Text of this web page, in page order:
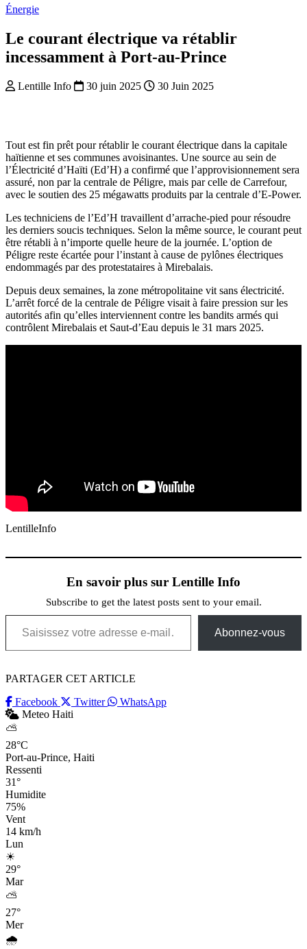
Énergie
Le courant électrique va rétablir
incessamment à Port-au-Prince
Lentille Info 30 juin 2025 30 Juin 2025
Tout est fin prêt pour rétablir le courant électrique dans la capitale
haïtienne et ses communes avoisinantes. Une source au sein de
l’Électricité d’Haïti (Ed’H) a confirmé que l’approvisionnement sera
assuré, non par la centrale de Péligre, mais par celle de Carrefour,
avec le soutien des 25 mégawatts produits par la centrale d’E-Power.
Les techniciens de l’Ed’H travaillent d’arrache-pied pour résoudre
les derniers soucis techniques. Selon la même source, le courant peut
être rétabli à n’importe quelle heure de la journée. L’option de
Péligre reste écartée pour l’instant à cause de pylônes électriques
endommagés par des protestataires à Mirebalais.
Depuis deux semaines, la zone métropolitaine vit sans électricité.
L’arrêt forcé de la centrale de Péligre visait à faire pression sur les
autorités afin qu’elles interviennent contre les bandits armés qui
contrôlent Mirebalais et Saut-d’Eau depuis le 31 mars 2025.
LentilleInfo
En savoir plus sur Lentille Info
Subscribe to get the latest posts sent to your email.
Saisissez votre adresse e-mail…
Abonnez-vous
PARTAGER CET ARTICLE
Facebook
Twitter
WhatsApp
Meteo Haiti
⛅
28°C
Port-au-Prince, Haiti
Ressenti
31°
Humidite
75%
Vent
14 km/h
Lun
☀
29°
Mar
⛅
27°
Mer
🌧